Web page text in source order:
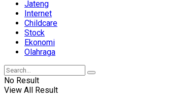
Jateng
Internet
Childcare
Stock
Ekonomi
Olahraga
No Result
View All Result